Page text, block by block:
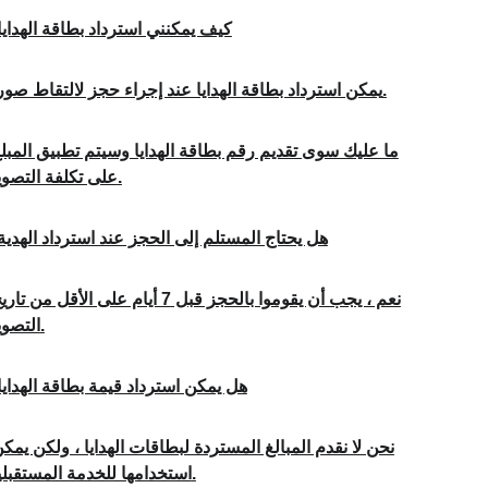
كيف يمكنني استرداد بطاقة
يمكن استرداد بطاقة الهدايا عند إجراء حجز لالتقاط صورة.
ما عليك سوى تقديم رقم بطاقة الهدايا وسيتم تطبيق
على تكلفة التصوير.
هل يحتاج المستلم إلى الحجز عند استرداد
نعم ، يجب أن يقوموا بالحجز قبل 7 أيام على الأقل من
التصوير.
هل يمكن استرداد قيمة بطاقة
نحن لا نقدم المبالغ المستردة لبطاقات الهدايا ، ولكن
استخدامها للخدمة المستقبلية.